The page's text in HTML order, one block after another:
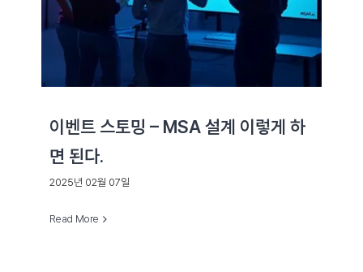
이벤트 스토밍 – MSA 설계 이렇게 하
면 된다.
2025년 02월 07일
Read More